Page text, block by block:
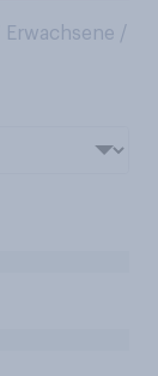
Erwachsene /